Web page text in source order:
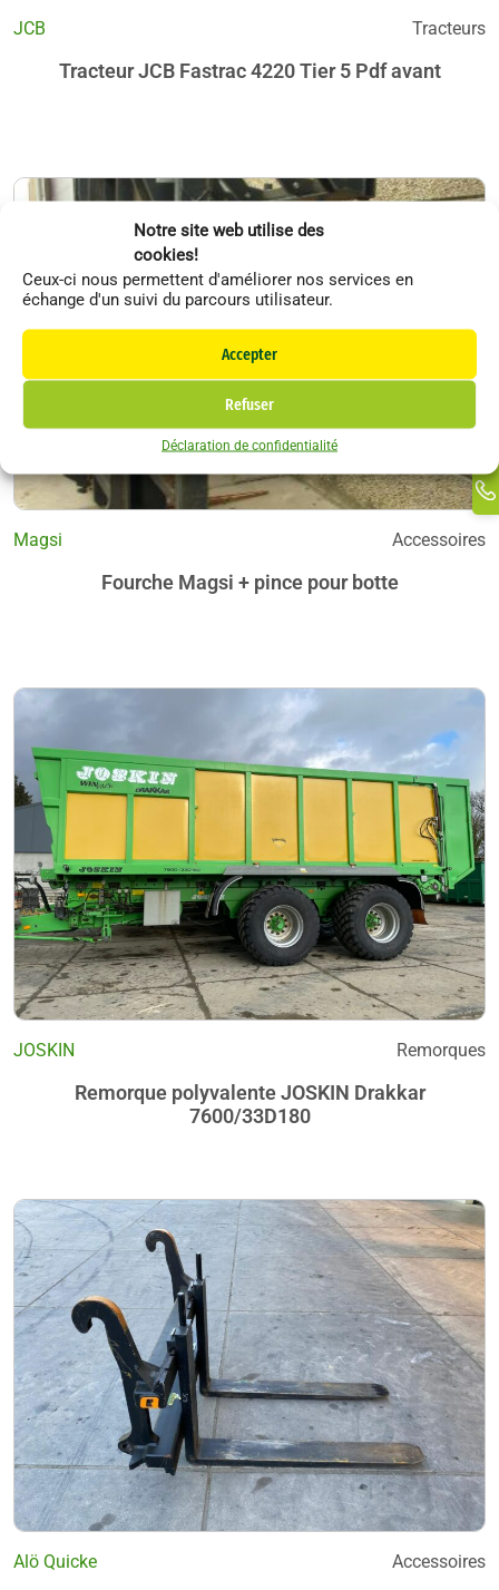
Notre site web utilise des
cookies!
Ceux-ci nous permettent d'améliorer nos services en
échange d'un suivi du parcours utilisateur.
Accepter
Refuser
Déclaration de confidentialité
JCB Tracteurs
Tracteur JCB Fastrac 4220 Tier 5 Pdf avant
Magsi Accessoires
Fourche Magsi + pince pour botte
JOSKIN Remorques
Remorque polyvalente JOSKIN Drakkar
7600/33D180
Alö Quicke Accessoires